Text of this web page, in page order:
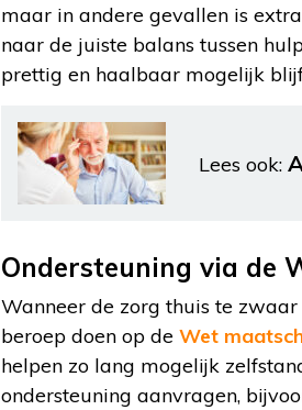
maar in andere gevallen is
naar de juiste balans tussen
prettig en haalbaar mogelijk
Lees ook:
Ondersteuning via de
Wanneer de zorg thuis te
beroep doen op de Wet
helpen zo lang mogelijk
ondersteuning aanvragen,